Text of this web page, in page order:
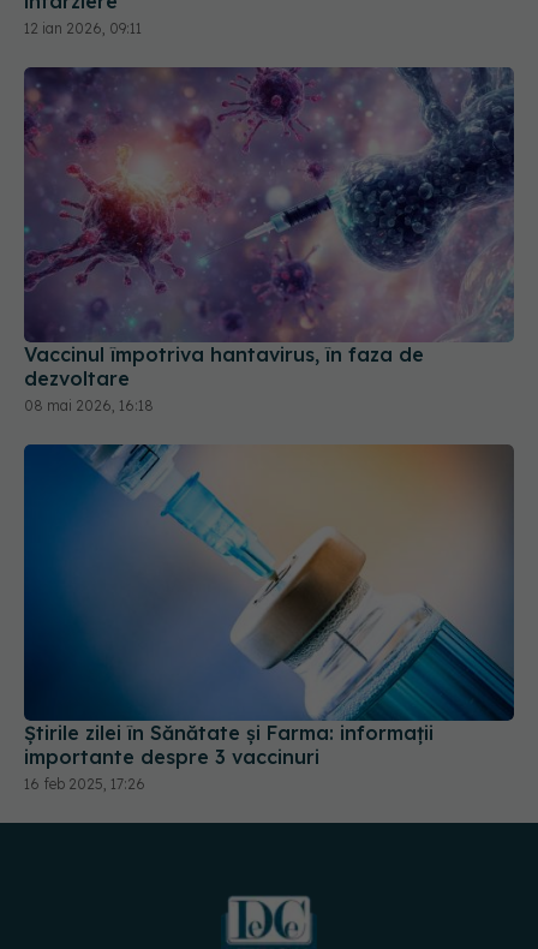
12 ian 2026, 09:11
Vaccinul împotriva hantavirus, în faza de
dezvoltare
08 mai 2026, 16:18
Știrile zilei în Sănătate și Farma: informații
importante despre 3 vaccinuri
16 feb 2025, 17:26